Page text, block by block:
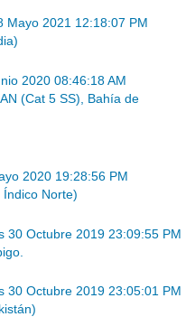
Mayo 2021 12:18:07 PM
2020 08:46:18 AM
(Cat 5 SS), Bahí­a de
2020 19:28:56 PM
Índico Norte)
30 Octubre 2019 23:09:55 PM
30 Octubre 2019 23:05:01 PM